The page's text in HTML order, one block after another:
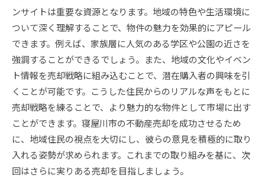
高価売却を実現したプロモーション手法の紹介
市場ニーズを捉えた売却戦略の成功例
寝屋川市特有の問題を乗り越えた事例研究
成功を収めるための継続的な市場調査の重要性
ンサイトは重要な資源となります。地域の特色や生活環境に
ついて深く理解することで、物件の魅力を効果的にアピール
できます。例えば、家族層に人気のある学区や公園の近さを
強調することができるでしょう。また、地域の文化やイベン
ト情報を売却戦略に組み込むことで、潜在購入者の興味を引
くことが可能です。こうした住民からのリアルな声をもとに
売却戦略を練ることで、より魅力的な物件として市場に出す
ことができます。寝屋川市の不動産売却を成功させるため
に、地域住民の視点を大切にし、彼らの意見を積極的に取り
入れる姿勢が求められます。これまでの取り組みを基に、次
回はさらに実りある売却を目指しましょう。